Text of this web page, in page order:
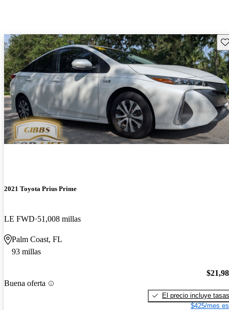
2021 Toyota Prius Prime
LE FWD 51,008 millas
Palm Coast, FL
93 millas
Buena oferta
El precio incluye tasas
$425/mes